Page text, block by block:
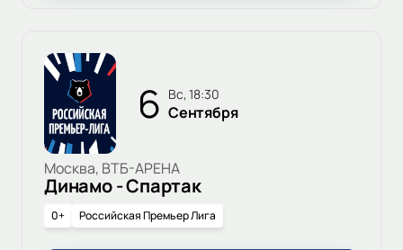
6 вс, 18:30
Сентября
Москва, ВТБ-АРЕНА
Динамо - Спартак
0+ Российская Премьер Лига